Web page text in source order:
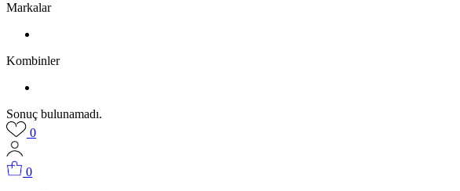
Markalar
Kombinler
Sonuç bulunamadı.
0
0